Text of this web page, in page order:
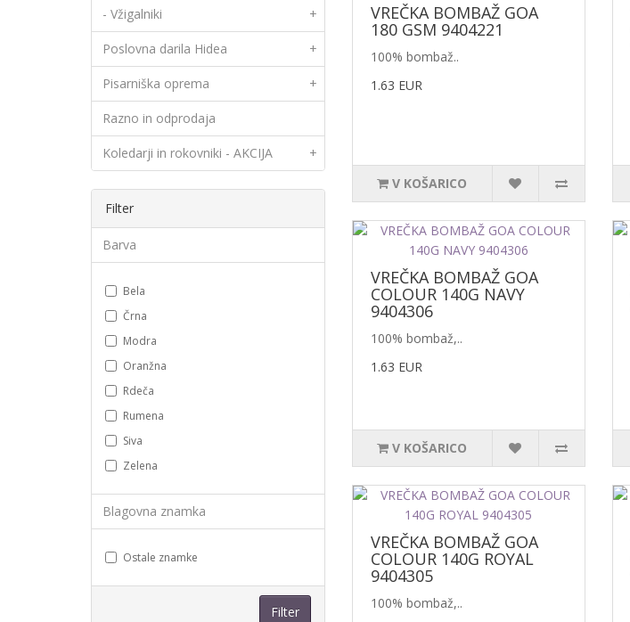
- Vžigalniki +
Poslovna darila Hidea +
Pisarniška oprema +
Razno in odprodaja
Koledarji in rokovniki - AKCIJA +
Filter
Barva
Bela
Črna
Modra
Oranžna
Rdeča
Rumena
Siva
Zelena
Blagovna znamka
Ostale znamke
Filter
VREČKA BOMBAŽ GOA
180 GSM 9404221
100% bombaž..
1.63 EUR
V KOŠARICO
VREČKA BOMBAŽ GOA
COLOUR 140G NAVY
9404306
100% bombaž,..
1.63 EUR
V KOŠARICO
VREČKA BOMBAŽ GOA
COLOUR 140G ROYAL
9404305
100% bombaž,..